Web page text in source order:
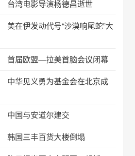
台湾电影导演杨德昌逝世
美在伊发动代号“沙漠响尾蛇”大
首届欧盟—拉美首脑会议闭幕
中华见义勇为基金会在北京成
中国与安道尔建交
韩国三丰百货大楼倒塌